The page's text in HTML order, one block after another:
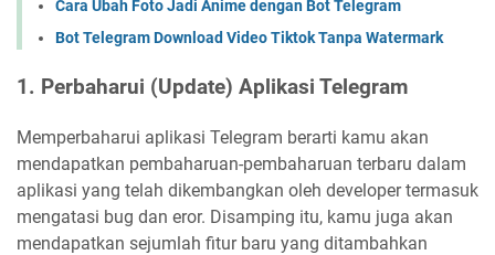
Cara Ubah Foto Jadi Anime dengan Bot Telegram
Bot Telegram Download Video Tiktok Tanpa Watermark
1. Perbaharui (Update) Aplikasi Telegram
Memperbaharui aplikasi Telegram berarti kamu akan
mendapatkan pembaharuan-pembaharuan terbaru dalam
aplikasi yang telah dikembangkan oleh developer termasuk
mengatasi bug dan eror. Disamping itu, kamu juga akan
mendapatkan sejumlah fitur baru yang ditambahkan